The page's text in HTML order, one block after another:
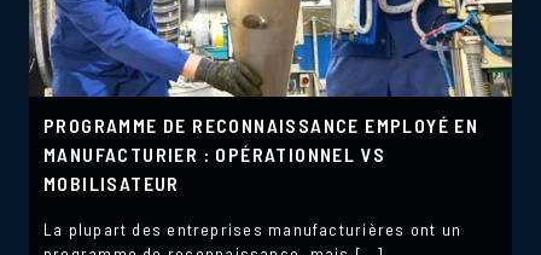
PROGRAMME DE RECONNAISSANCE EMPLOYÉ EN
MANUFACTURIER : OPÉRATIONNEL VS
MOBILISATEUR
La plupart des entreprises manufacturières ont un